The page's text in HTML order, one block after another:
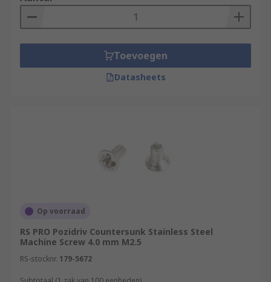
Toevoegen
Datasheets
Op voorraad
RS PRO Pozidriv Countersunk Stainless Steel
Machine Screw 4.0 mm M2.5
RS-stocknr. 179-5672